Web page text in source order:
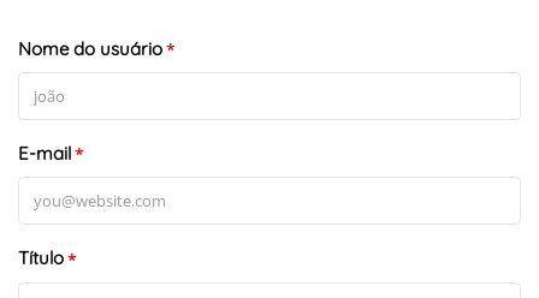
Nome do usuário*
E-mail*
Título*